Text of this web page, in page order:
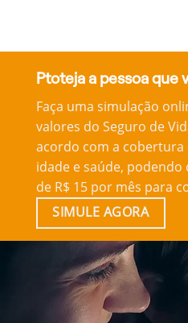
Ptoteja a pessoa que
Faça uma simulação
valores do Seguro de
acordo com a
idade e saúde,
de R$ 15 por mês para
SIMULE AGORA